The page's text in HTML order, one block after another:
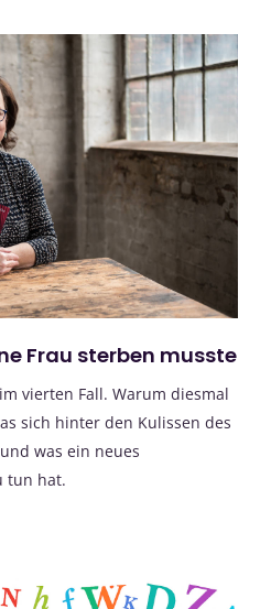
Frau sterben musste
vierten Fall. Warum diesmal
sich hinter den Kulissen des
was ein neues
tun hat.